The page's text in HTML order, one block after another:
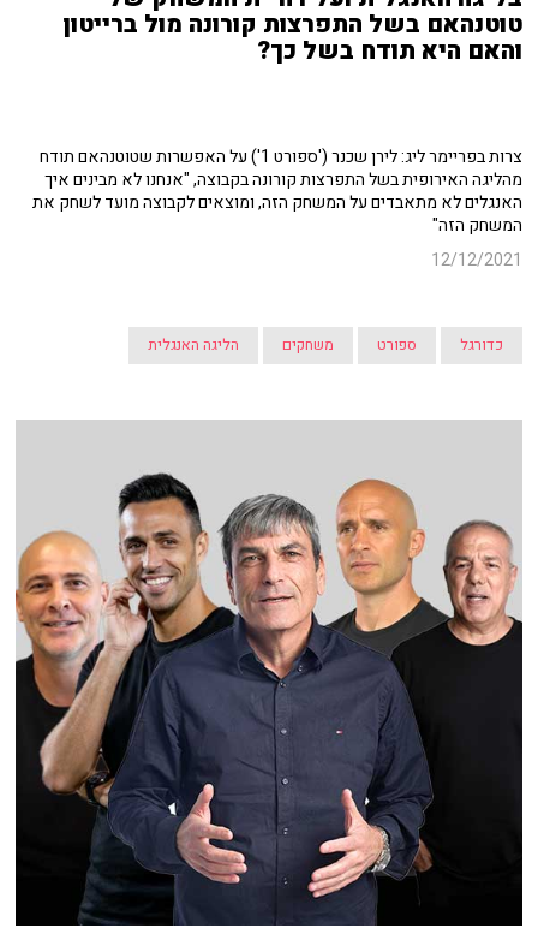
טוטנהאם בשל התפרצות קורונה מול ברייטון
והאם היא תודח בשל כך?
צרות בפריימר ליג: לירן שכנר ('ספורט 1') על האפשרות שטוטנהאם תודח
מהליגה האירופית בשל התפרצות קורונה בקבוצה, "אנחנו לא מבינים איך
האנגלים לא מתאבדים על המשחק הזה, ומוצאים לקבוצה מועד לשחק את
המשחק הזה"
12/12/2021
כדורגל ספורט משחקים הליגה האנגלית